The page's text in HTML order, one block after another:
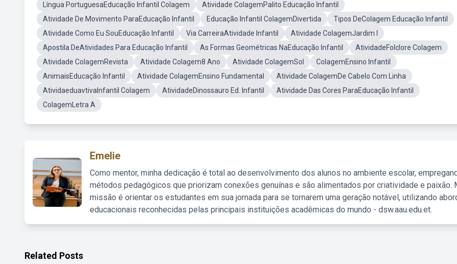
Língua PortuguesaEducação Infantil Colagem
Atividade ColagemPalito Educação Infantil
Atividade De Movimento ParaEducação Infantil
Educação Infantil ColagemDivertida
Tipos DeColagem Educação Infantil
Atividade Como Eu SouEducação Infantil
Via CarreiraAtividade Infantil
Atividade ColagemJardim I
Apostila DeAtividades Para Educação Infantil
As Formas Geométricas NaEducação Infantil
AtividadeFolclore Colagem
Atividade ColagemRevista
Atividade Colagem8 Ano Atividade ColagemSol
ColagemEnsino Infantil
AnimaisEducação Infantil
Atividade ColagemEnsino Fundamental
Atividade ColagemDe Cabelo Com Linha
AtividaeduavtivaInfantil Colagem
AtividadeDinossauro Ed. Infantil
Atividade Das Cores ParaEducação Infantil
ColagemLetra A
Emelie
Como mentor, minha dedicação é total ao desenvolvimento dos alunos no ambiente escolar,
métodos pedagógicos que priorizam conexões genuínas e são alimentados por criatividade e paixão.
missão é orientar os estudantes em sua jornada para se tornarem uma geração notável, utilizando
educacionais reconhecidas pelas principais instituições acadêmicas do mundo - dsw.aau.edu.et.
Related Posts